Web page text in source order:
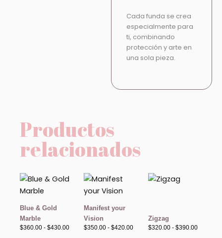
Cada funda se crea
especialmente para
ti, combinando
protección y arte en
una sola pieza.
Productos
relacionados
Blue & Gold
Marble
$360.00 - $430.00
Rango
precios:
$360.00
$430.00
Manifest your
Vision
$350.00 - $420.00
Rango
$420.00Zigzag
$320.00 - $390.00